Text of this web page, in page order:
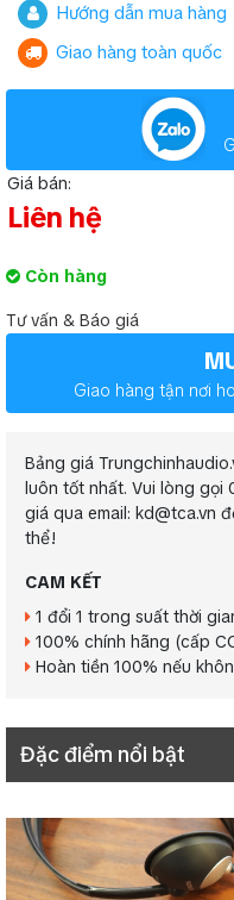
Hướng dẫn mua hàng
Giao hàng toàn quốc
Giá bán:
Liên hệ
Còn hàng
Tư vấn & Báo giá
Giao hàng tận nơi
Bảng giá
luôn tốt nhất. Vui lòng gọi
giá qua email: kd@tca.vn
thể!
CAM KẾT
1 đổi 1 trong suất thời
100% chính hãng (cấp
Hoàn tiền 100% nếu
Đặc điểm nổi bật